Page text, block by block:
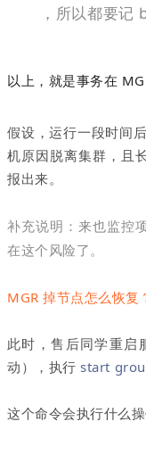
，所以都要记
以上，就是事务在
假设，运行一段时间
机原因脱离集群，且
报出来。
补充说明：来也监控
在这个风险了。
MGR 掉节点怎么恢复
此时，售后同学重启
动），执行start
这个命令会执行什么